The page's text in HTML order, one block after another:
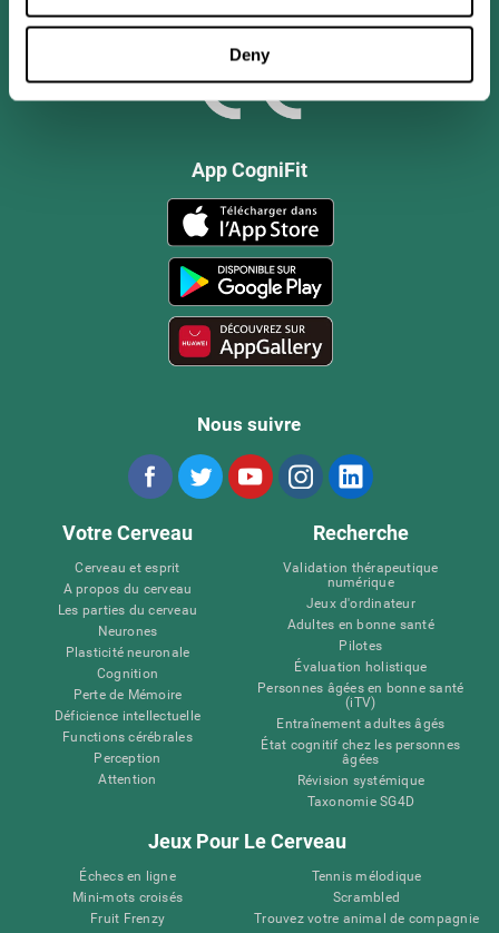
Deny
App CogniFit
Nous suivre
Votre Cerveau
Cerveau et esprit
A propos du cerveau
Les parties du cerveau
Neurones
Plasticité neuronale
Cognition
Perte de Mémoire
Déficience intellectuelle
Functions cérébrales
Perception
Attention
Recherche
Validation thérapeutique
numérique
Jeux d'ordinateur
Adultes en bonne santé
Pilotes
Évaluation holistique
Personnes âgées en bonne santé
(iTV)
Entraînement adultes âgés
État cognitif chez les personnes
âgées
Révision systémique
Taxonomie SG4D
Jeux Pour Le Cerveau
Échecs en ligne
Mini-mots croisés
Fruit Frenzy
Tennis mélodique
Scrambled
Trouvez votre animal de compagnie